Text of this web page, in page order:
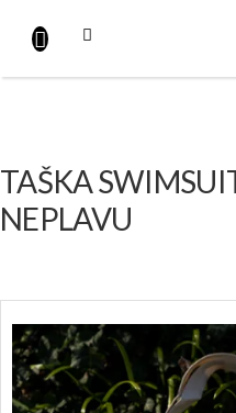
obsah
TAŠKA
NEPLAVU